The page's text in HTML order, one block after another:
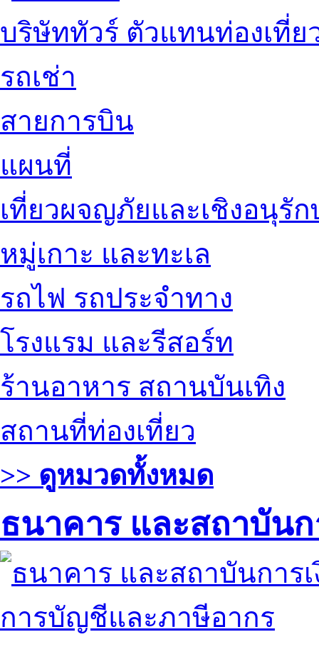
บริษัททัวร์ ตัวแทนท่องเที่ย
รถเช่า
สายการบิน
แผนที่
เที่ยวผจญภัยและเชิงอนุรัก
หมู่เกาะ และทะเล
รถไฟ รถประจำทาง
โรงแรม และรีสอร์ท
ร้านอาหาร สถานบันเทิง
สถานที่ท่องเที่ยว
>> ดูหมวดทั้งหมด
ธนาคาร และสถาบันก
การบัญชีและภาษีอากร